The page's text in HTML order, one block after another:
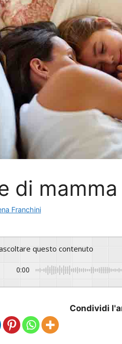
di
Franchini
questo contenuto
0:00
Condividi